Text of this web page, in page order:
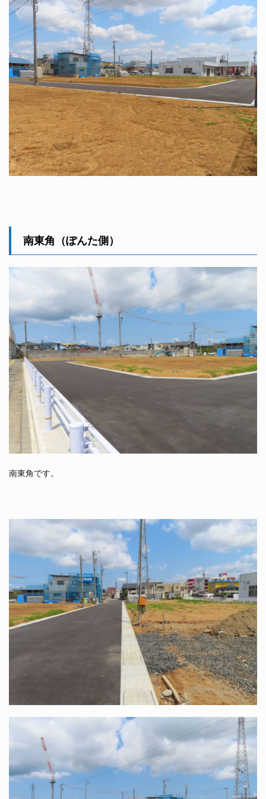
南東角（ぽんた側）
南東角です。